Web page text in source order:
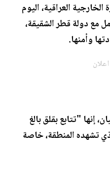
الخارجية العراقية، اليوم
مع دولة قطر الشقيقة،
وأمنها.
إنها "تتابع بقلق بالغ
تشهده المنطقة، خاصة